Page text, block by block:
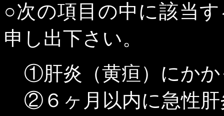
○次の項目の中に該当
申し出下さい。
①肝炎（黄疸）にか
②６ヶ月以内に急性